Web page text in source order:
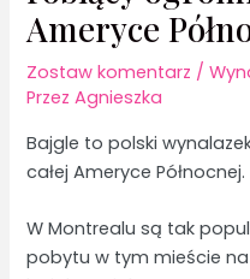
Ameryce
Zostaw komentarz /
Przez Agnieszka
Bajgle to polski
całej Ameryce Północnej.
W Montrealu są tak
pobytu w tym mieście